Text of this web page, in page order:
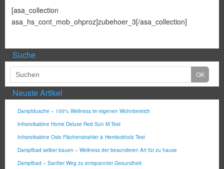
[asa_collection
asa_hs_cont_mob_ohproz]zubehoer_3[/asa_collection]
Suche
Neuste Artikel
Dampfdusche – 100% Wellness im eigenen Wohnbereich
Infrarotkabine Home Deluxe Red Sun M Test
Infrarotkabine Oslo Flächenstrahler & Hemlockholz Test
Dampfbad selber bauen – Wellness der besonderen Art für zu hause
Dampfbad – Sanfter Weg zu entspannter Gesundheit